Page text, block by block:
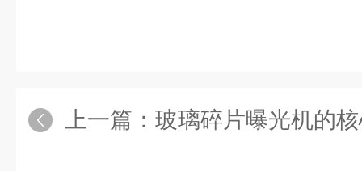
上一篇： 玻璃碎片曝光机的核